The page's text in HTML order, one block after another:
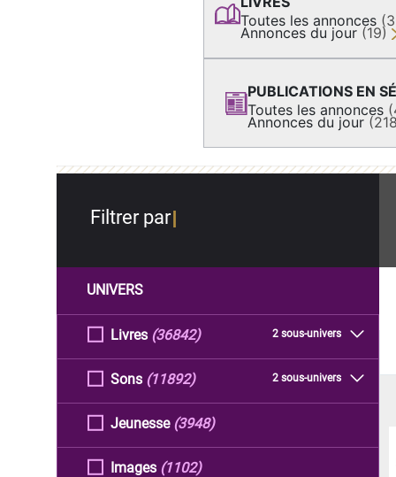
Toutes les annonces
Annonces du jour (19)
PUBLICATIONS EN
Toutes les annonces
Annonces du jour
Filtrer par
UNIVERS
Livres 2 sous-univers
(36842)
Sons 2 sous-univers
(11892)
Jeunesse (3948)
Images (1102)